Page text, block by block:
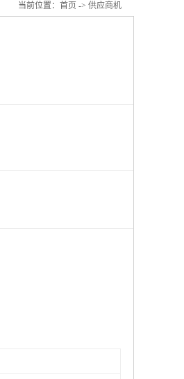
当前位置： 首页 -> 供应商机